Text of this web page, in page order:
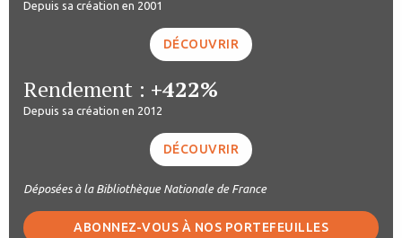
Depuis sa création en 2001
DÉCOUVRIR
Rendement : +422%
Depuis sa création en 2012
DÉCOUVRIR
Déposées à la Bibliothèque Nationale de France
ABONNEZ-VOUS À NOS PORTEFEUILLES